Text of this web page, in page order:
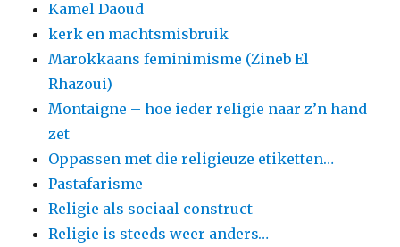
Kamel Daoud
kerk en machtsmisbruik
Marokkaans feminimisme (Zineb El
Rhazoui)
Montaigne – hoe ieder religie naar z’n hand
zet
Oppassen met die religieuze etiketten…
Pastafarisme
Religie als sociaal construct
Religie is steeds weer anders…